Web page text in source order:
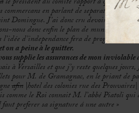
commercans en parlant de separation, et
Domingue. J’ai donc cru devoir attendre.
nous donc enfin le plan de municipalité
d’independance fera de progrès dans
on a peine à le quitter.
supplie les assurances de mon
à Versailles et que j’y reste quelques
pour M. de Gramagnac, en le priant de
afin|hotel des colonies rue des
comme le Roi connait M. l’abbé Piatoli
faut preferer sa signature á une autre »